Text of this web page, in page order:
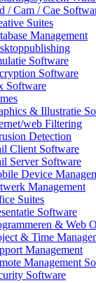
/ Cam / Cae
Suites
Management
Software
Software
Software
& Illustratie
web Filtering
Detection
Client Software
Server Software
Device
Management
Suites
Software
& Web
& Time
Management
Management
Software